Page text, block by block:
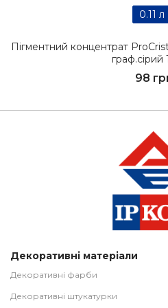
0.11 л
Пігментний концентрат
граф.сірий
98
Декоративні матеріали
Декоративні фарби
Декоративні штукатурки